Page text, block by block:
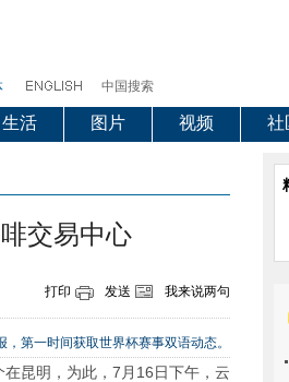
中国搜索
生活 图片 视频 社
交易中心
打印 发送 我来说两句
第一时间获取世界杯赛事双语动态。
昆明，为此，7月16日下午，云